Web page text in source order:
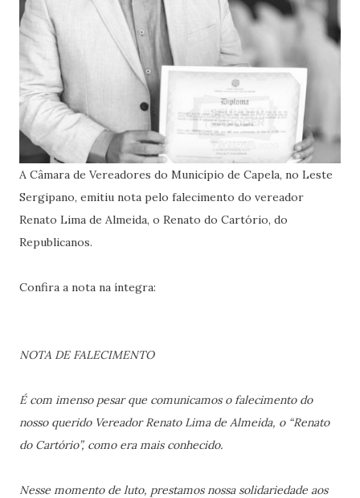
A Câmara de Vereadores do Município de Capela, no Leste
Sergipano, emitiu nota pelo falecimento do vereador
Renato Lima de Almeida, o Renato do Cartório, do
Republicanos.
Confira a nota na íntegra:
NOTA DE FALECIMENTO
É com imenso pesar que comunicamos o falecimento do
nosso querido Vereador Renato Lima de Almeida, o “Renato
do Cartório”, como era mais conhecido.
Nesse momento de luto, prestamos nossa solidariedade aos